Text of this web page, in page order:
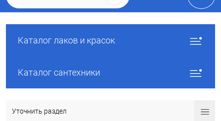
Каталог лаков и красок
Каталог сантехники
Уточнить раздел